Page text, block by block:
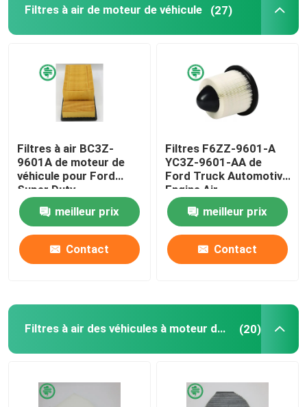
Filtre de carburant pour véhicules à moteur
Filtres à huile de cartouche
Rotation sur des filtres à huile
Filtres à gazole
Filtres de transmission automatique
Marine Engine Filters
Filtres de matériel de construction
Filtres à air de moteur de véhicule (27)
Filtres à air BC3Z-
9601A de moteur de
véhicule pour Ford
Super Duty
meilleur prix
Contact
Filtres F6ZZ-9601-A
YC3Z-9601-AA de
Ford Truck Automotive
Engine Air
meilleur prix
Contact
Filtres à air des véhicules à moteur de cabine (20)